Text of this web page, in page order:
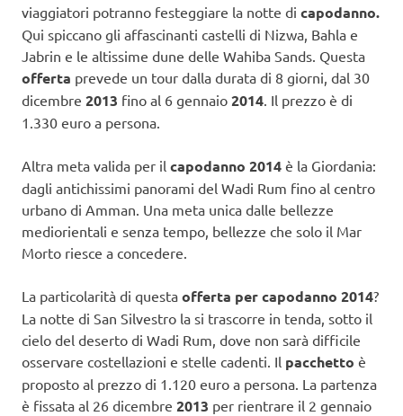
viaggiatori potranno festeggiare la notte di capodanno.
Qui spiccano gli affascinanti castelli di Nizwa, Bahla e
Jabrin e le altissime dune delle Wahiba Sands. Questa
offerta prevede un tour dalla durata di 8 giorni, dal 30
dicembre 2013 fino al 6 gennaio 2014. Il prezzo è di
1.330 euro a persona.
Altra meta valida per il capodanno 2014 è la Giordania:
dagli antichissimi panorami del Wadi Rum fino al centro
urbano di Amman. Una meta unica dalle bellezze
mediorientali e senza tempo, bellezze che solo il Mar
Morto riesce a concedere.
La particolarità di questa offerta per capodanno 2014?
La notte di San Silvestro la si trascorre in tenda, sotto il
cielo del deserto di Wadi Rum, dove non sarà difficile
osservare costellazioni e stelle cadenti. Il pacchetto è
proposto al prezzo di 1.120 euro a persona. La partenza
è fissata al 26 dicembre 2013 per rientrare il 2 gennaio